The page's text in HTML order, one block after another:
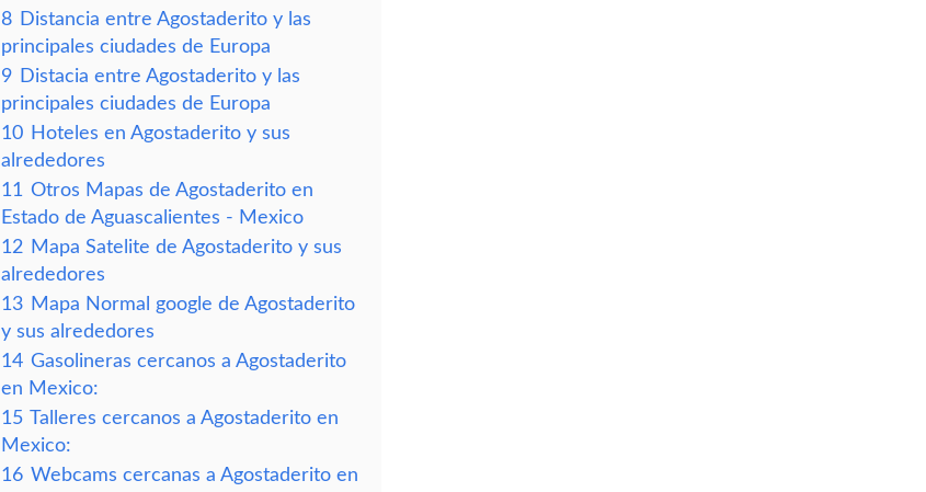
8 Distancia entre Agostaderito y las
principales ciudades de Europa
9 Distacia entre Agostaderito y las
principales ciudades de Europa
10 Hoteles en Agostaderito y sus
alrededores
11 Otros Mapas de Agostaderito en
Estado de Aguascalientes - Mexico
12 Mapa Satelite de Agostaderito y sus
alrededores
13 Mapa Normal google de Agostaderito
y sus alrededores
14 Gasolineras cercanos a Agostaderito
en Mexico:
15 Talleres cercanos a Agostaderito en
Mexico:
16 Webcams cercanas a Agostaderito en